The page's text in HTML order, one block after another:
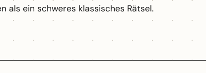
als ein schweres klassisches Rätsel.